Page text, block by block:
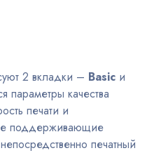
2 вкладки – Basic и
параметры качества
печати и
поддерживающие
печатный